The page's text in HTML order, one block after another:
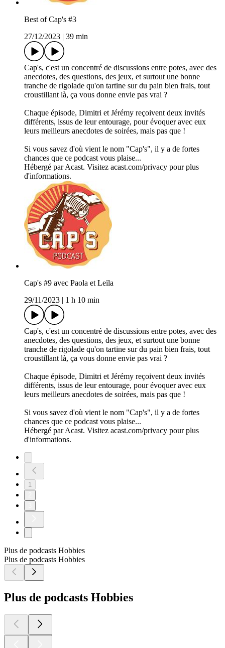
Best of Cap's #3
27/12/2023
39 min
Cap's, c'est un concentré de discussions entre potes, avec des
anecdotes, des questions, des jeux, et surtout une bonne
tranche de rigolade qu'on tartine sur du pain bien frais, tout
croustillant là, ça vous donne envie pas vrai ?
Chaque épisode, Dimitri et Jérémy reçoivent deux invités
différents, issus de leur entourage, pour évoquer avec eux
leurs meilleurs anecdotes de soirées, mais pas que !
Si vous savez d'où vient le nom "Cap's", il y a de fortes
chances que ce podcast vous plaise...
Hébergé par Acast. Visitez acast.com/privacy pour plus
d'informations.
Cap's #9 avec Paola et Leïla
29/11/2023
1 h 10 min
Cap's, c'est un concentré de discussions entre potes, avec des
anecdotes, des questions, des jeux, et surtout une bonne
tranche de rigolade qu'on tartine sur du pain bien frais, tout
croustillant là, ça vous donne envie pas vrai ?
Chaque épisode, Dimitri et Jérémy reçoivent deux invités
différents, issus de leur entourage, pour évoquer avec eux
leurs meilleurs anecdotes de soirées, mais pas que !
Si vous savez d'où vient le nom "Cap's", il y a de fortes
chances que ce podcast vous plaise...
Hébergé par Acast. Visitez acast.com/privacy pour plus
d'informations.
1
Plus de podcasts Hobbies
Plus de podcasts Hobbies
Plus de podcasts Hobbies